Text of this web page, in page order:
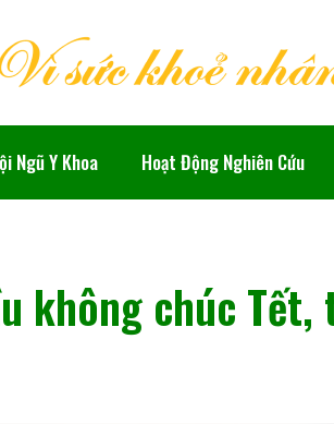
Ngũ Y Khoa Hoạt Động Nghiên Cứu
không chúc Tết,